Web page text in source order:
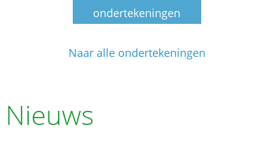
ondertekeningen
Naar alle ondertekeningen
Nieuws